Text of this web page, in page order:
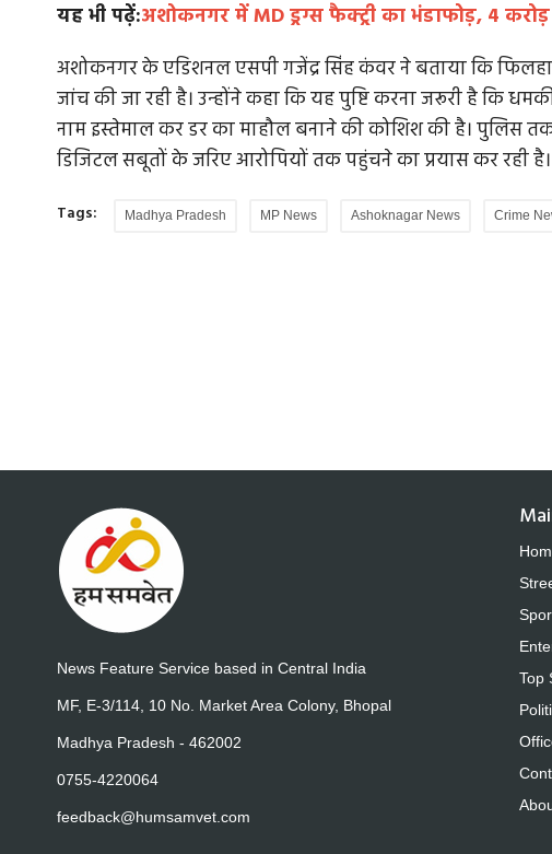
यह भी पढ़ें:अशोकनगर में MD ड्रग्स फैक्ट्री का भंडाफोड़, 4
अशोकनगर के एडिशनल एसपी गजेंद्र सिंह कंवर ने बताया कि
जांच की जा रही है। उन्होंने कहा कि यह पुष्टि करना जरूरी है कि
नाम इस्तेमाल कर डर का माहौल बनाने की कोशिश की है। पुलिस
डिजिटल सबूतों के जरिए आरोपियों तक पहुंचने का प्रयास कर रही है।
Tags: Madhya Pradesh MP News Ashoknagar News Crime
सिंधिया घराने असाधारण प्रतिभा से विकसित...
News Feature Service based in Central India
MF, E-3/114, 10 No. Market Area Colony, Bhopal
Madhya Pradesh - 462002
0755-4220064
feedback@humsamvet.com
Top